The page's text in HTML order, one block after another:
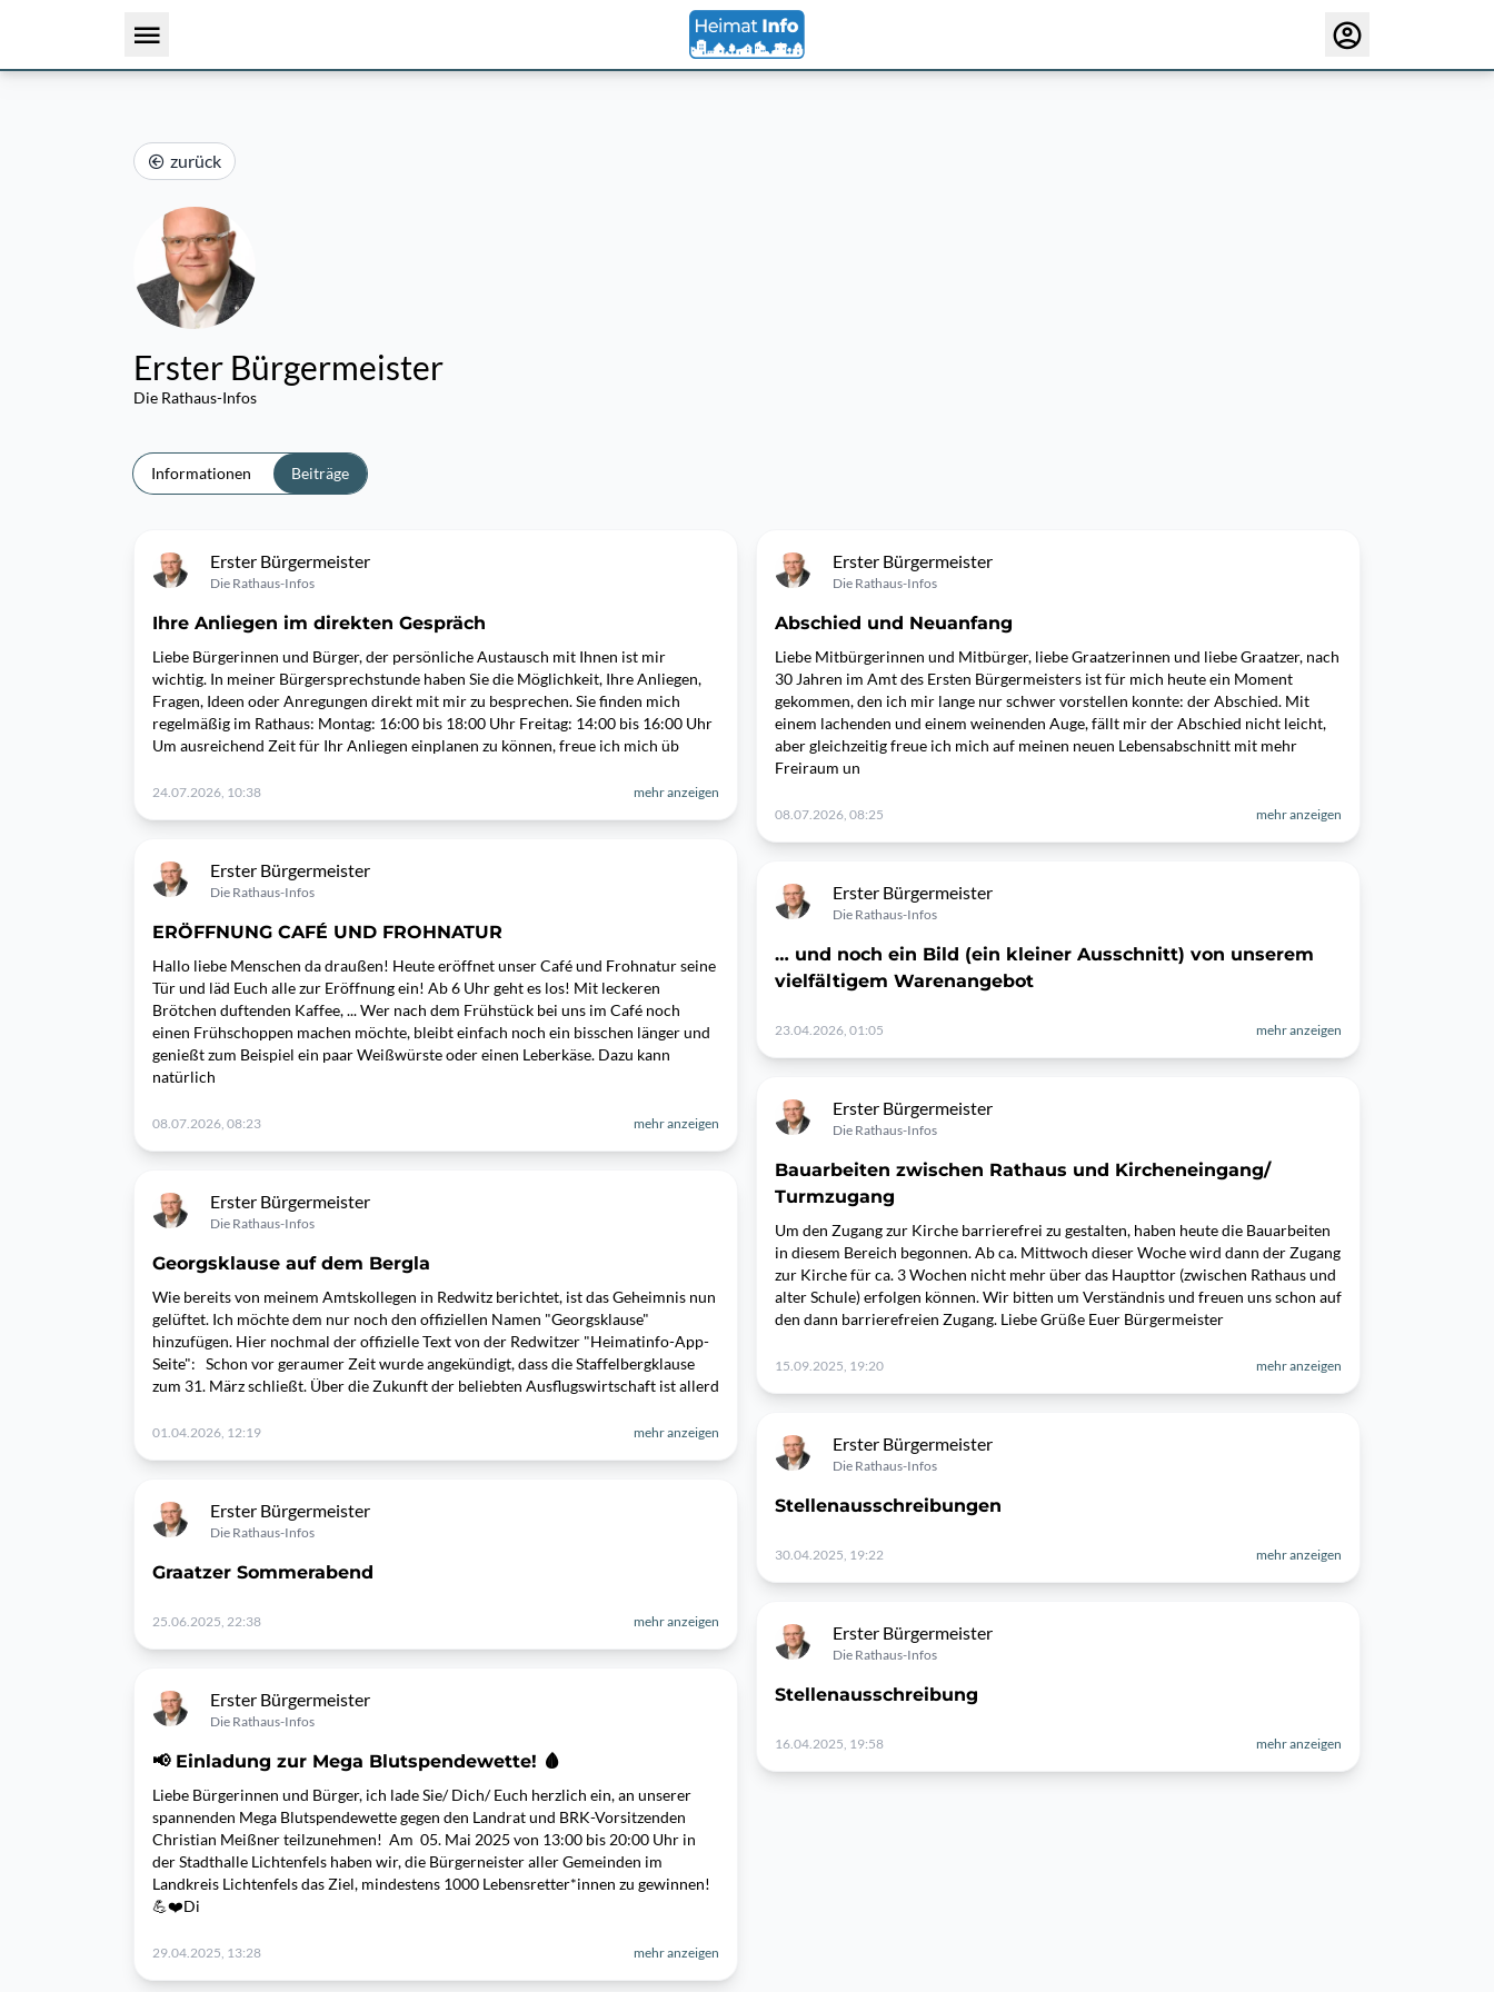
zurück
Erster Bürgermeister
Die Rathaus-Infos
Informationen Beiträge
Erster Bürgermeister
Die Rathaus-Infos
Ihre Anliegen im direkten Gespräch
Liebe Bürgerinnen und Bürger, der persönliche Austausch mit Ihnen ist mir
wichtig. In meiner Bürgersprechstunde haben Sie die Möglichkeit, Ihre Anliegen,
Fragen, Ideen oder Anregungen direkt mit mir zu besprechen. Sie finden mich
regelmäßig im Rathaus: Montag: 16:00 bis 18:00 Uhr Freitag: 14:00 bis 16:00 Uhr
Um ausreichend Zeit für Ihr Anliegen einplanen zu können, freue ich mich üb
24.07.2026, 10:38 mehr anzeigen
Erster Bürgermeister
Die Rathaus-Infos
ERÖFFNUNG CAFÉ UND FROHNATUR
Hallo liebe Menschen da draußen! Heute eröffnet unser Café und Frohnatur seine
Tür und läd Euch alle zur Eröffnung ein! Ab 6 Uhr geht es los! Mit leckeren
Brötchen duftenden Kaffee, ... Wer nach dem Frühstück bei uns im Café noch
einen Frühschoppen machen möchte, bleibt einfach noch ein bisschen länger und
genießt zum Beispiel ein paar Weißwürste oder einen Leberkäse. Dazu kann
natürlich
08.07.2026, 08:23 mehr anzeigen
Erster Bürgermeister
Die Rathaus-Infos
Georgsklause auf dem Bergla
Wie bereits von meinem Amtskollegen in Redwitz berichtet, ist das Geheimnis nun
gelüftet. Ich möchte dem nur noch den offiziellen Namen "Georgsklause"
hinzufügen. Hier nochmal der offizielle Text von der Redwitzer "Heimatinfo-App-
Seite": Schon vor geraumer Zeit wurde angekündigt, dass die Staffelbergklause
zum 31. März schließt. Über die Zukunft der beliebten Ausflugswirtschaft ist allerd
01.04.2026, 12:19 mehr anzeigen
Erster Bürgermeister
Die Rathaus-Infos
Graatzer Sommerabend
25.06.2025, 22:38 mehr anzeigen
Erster Bürgermeister
Die Rathaus-Infos
📢 Einladung zur Mega Blutspendewette! 🩸
Liebe Bürgerinnen und Bürger, ich lade Sie/ Dich/ Euch herzlich ein, an unserer
spannenden Mega Blutspendewette gegen den Landrat und BRK-Vorsitzenden
Christian Meißner teilzunehmen! Am 05. Mai 2025 von 13:00 bis 20:00 Uhr in
der Stadthalle Lichtenfels haben wir, die Bürgerneister aller Gemeinden im
Landkreis Lichtenfels das Ziel, mindestens 1000 Lebensretter*innen zu gewinnen!
💪❤️Di
29.04.2025, 13:28 mehr anzeigen
Erster Bürgermeister
Die Rathaus-Infos
Abschied und Neuanfang
Liebe Mitbürgerinnen und Mitbürger, liebe Graatzerinnen und liebe Graatzer, nach
30 Jahren im Amt des Ersten Bürgermeisters ist für mich heute ein Moment
gekommen, den ich mir lange nur schwer vorstellen konnte: der Abschied. Mit
einem lachenden und einem weinenden Auge, fällt mir der Abschied nicht leicht,
aber gleichzeitig freue ich mich auf meinen neuen Lebensabschnitt mit mehr
Freiraum un
08.07.2026, 08:25 mehr anzeigen
Erster Bürgermeister
Die Rathaus-Infos
… und noch ein Bild (ein kleiner Ausschnitt) von unserem
vielfältigem Warenangebot
23.04.2026, 01:05 mehr anzeigen
Erster Bürgermeister
Die Rathaus-Infos
Bauarbeiten zwischen Rathaus und Kircheneingang/
Turmzugang
Um den Zugang zur Kirche barrierefrei zu gestalten, haben heute die Bauarbeiten
in diesem Bereich begonnen. Ab ca. Mittwoch dieser Woche wird dann der Zugang
zur Kirche für ca. 3 Wochen nicht mehr über das Haupttor (zwischen Rathaus und
alter Schule) erfolgen können. Wir bitten um Verständnis und freuen uns schon auf
den dann barrierefreien Zugang. Liebe Grüße Euer Bürgermeister
15.09.2025, 19:20 mehr anzeigen
Erster Bürgermeister
Die Rathaus-Infos
Stellenausschreibungen
30.04.2025, 19:22 mehr anzeigen
Erster Bürgermeister
Die Rathaus-Infos
Stellenausschreibung
16.04.2025, 19:58 mehr anzeigen